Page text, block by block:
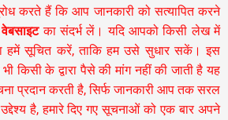
करते हैं कि आप जानकारी को सत्यापित करने
का संदर्भ लें। यदि आपको किसी लेख में
हमें सूचित करें, ताकि हम उसे सुधार सकें। इस
किसी के द्वारा पैसे की मांग नहीं की जाती है यह
प्रदान करती है,सिर्फ जानकारी आप तक सरल
है, हमारे दिए गए सूचनाओं को एक बार अपने